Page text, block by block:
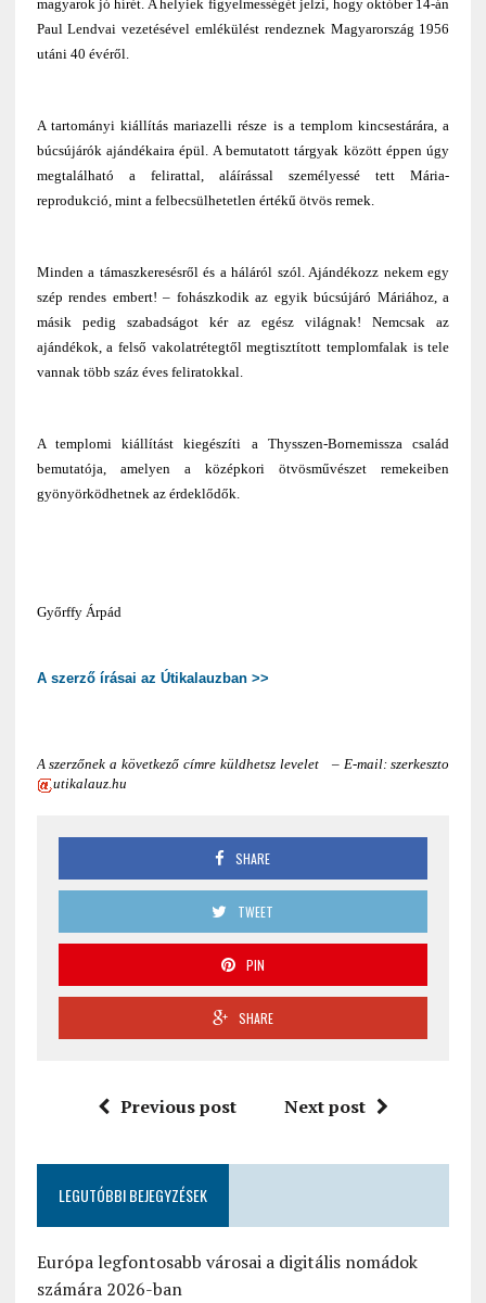
magyarok jó hírét. A helyiek figyelmességét jelzi, hogy október 14-án
Paul Lendvai vezetésével emlékülést rendeznek Magyarország 1956
utáni 40 évéről.
A tartományi kiállítás mariazelli része is a templom kincsestárára, a
búcsújárók ajándékaira épül. A bemutatott tárgyak között éppen úgy
megtalálható a felirattal, aláírással személyessé tett Mária-
reprodukció, mint a felbecsülhetetlen értékű ötvös remek.
Minden a támaszkeresésről és a háláról szól. Ajándékozz nekem egy
szép rendes embert! – fohászkodik az egyik búcsújáró Máriához, a
másik pedig szabadságot kér az egész világnak! Nemcsak az
ajándékok, a felső vakolatrétegtől megtisztított templomfalak is tele
vannak több száz éves feliratokkal.
A templomi kiállítást kiegészíti a Thysszen-Bornemissza család
bemutatója, amelyen a középkori ötvösművészet remekeiben
gyönyörködhetnek az érdeklődők.
Győrffy Árpád
A szerző írásai az Útikalauzban >>
A szerzőnek a következő címre küldhetsz levelet – E-mail: szerkeszto
utikalauz.hu
SHARE
TWEET
PIN
SHARE
Previous post Next post
LEGUTÓBBI BEJEGYZÉSEK
Európa legfontosabb városai a digitális nomádok
számára 2026-ban